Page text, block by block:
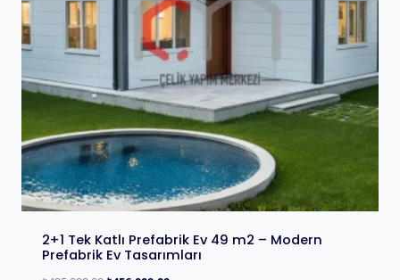
2+1 Tek Katlı Prefabrik Ev 49 m2 – Modern
Prefabrik Ev Tasarımları